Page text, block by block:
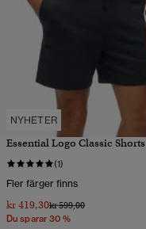
NYHETER
Essential Logo Classic Shorts
(1)
Fler färger finns
kr 419,30Pris reducerat från
kr 599,00till
Du sparar 30 %